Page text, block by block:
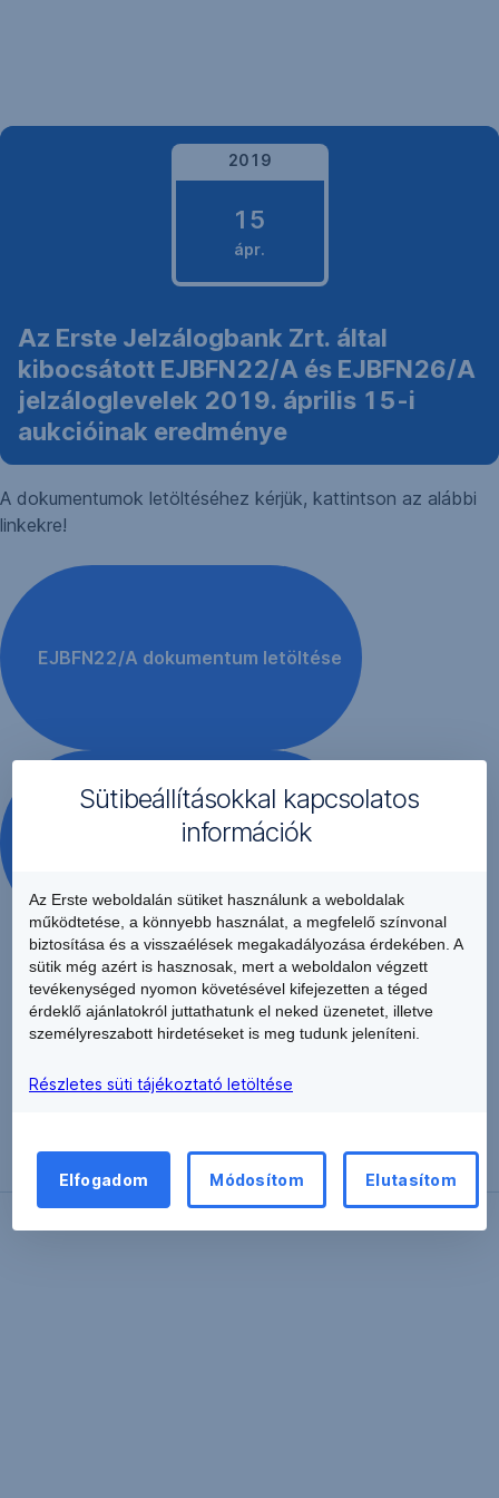
2019
15
ápr.
2019.
április
15.
Az Erste Jelzálogbank Zrt. által
kibocsátott EJBFN22/A és EJBFN26/A
jelzáloglevelek 2019. április 15-i
aukcióinak eredménye
A dokumentumok letöltéséhez kérjük, kattintson az alábbi
linkekre!
EJBFN22/A dokumentum letöltése
EJBFN26/A dokumentum letöltése
Vissza
Sütibeállításokkal kapcsolatos
információk
Az Erste weboldalán sütiket használunk a weboldalak
működtetése, a könnyebb használat, a megfelelő színvonal
biztosítása és a visszaélések megakadályozása érdekében. A
sütik még azért is hasznosak, mert a weboldalon végzett
tevékenységed nyomon követésével kifejezetten a téged
érdeklő ajánlatokról juttathatunk el neked üzenetet, illetve
személyreszabott hirdetéseket is meg tudunk jeleníteni.
Részletes süti tájékoztató letöltése
Elfogadom Módosítom Elutasítom